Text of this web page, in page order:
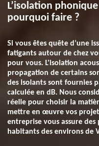
L’isolation
pourquoi faire ?
Si vous êtes quête d’une
fatigants autour de chez
pour vous. L'isolation
propagation de certains
des isolants sont fournies
calculée en dB. Nous
réelle pour choisir la
mettre en œuvre vos
entreprise vous assure
habitants des environs de